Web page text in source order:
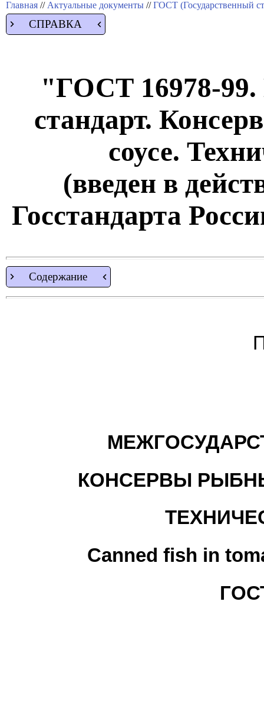
Главная // Актуальные документы //ГОСТ (Государственный
СПРАВКА
"ГОСТ 16978-99.
стандарт.
соусе.
(введен в
Госстандарта
Содержание
КОНСЕРВЫ
Canned fish in